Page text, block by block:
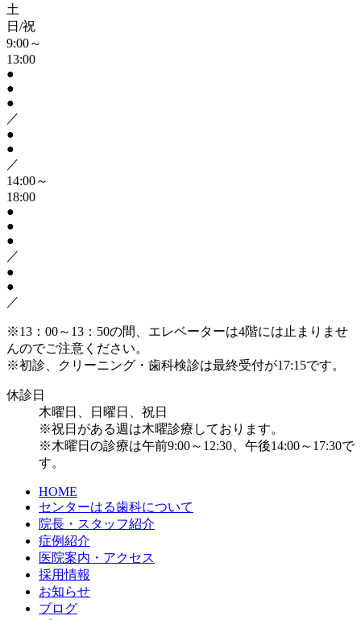
土
日/祝
9:00～
13:00
●
●
●
／
●
●
／
14:00～
18:00
●
●
●
／
●
●
／
※13：00～13：50の間、エレベーターは4階には止まりませ
んのでご注意ください。
※初診、クリーニング・歯科検診は最終受付が17:15です。
休診日
木曜日、日曜日、祝日
※祝日がある週は木曜診療しております。
※木曜日の診療は午前9:00～12:30、午後14:00～17:30で
す。
HOME
センターはる歯科について
院長・スタッフ紹介
症例紹介
医院案内・アクセス
採用情報
お知らせ
ブログ